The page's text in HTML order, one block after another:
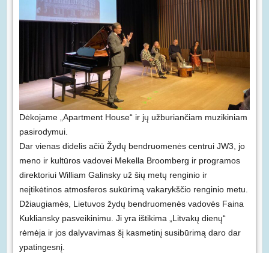
Dėkojame „Apartment House“ ir jų užburiančiam muzikiniam
pasirodymui.
Dar vienas didelis ačiū Žydų bendruomenės centrui JW3, jo
meno ir kultūros vadovei Mekella Broomberg ir programos
direktoriui William Galinsky už šių metų renginio ir
neįtikėtinos atmosferos sukūrimą vakarykščio renginio metu.
Džiaugiamės, Lietuvos žydų bendruomenės vadovės Faina
Kukliansky pasveikinimu. Ji yra ištikima „Litvakų dienų“
rėmėja ir jos dalyvavimas šį kasmetinį susibūrimą daro dar
ypatingesnį.